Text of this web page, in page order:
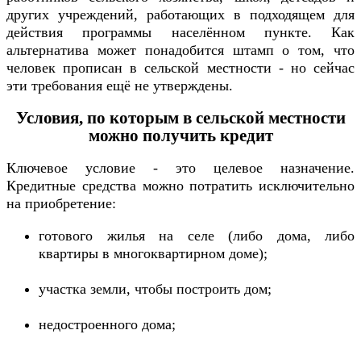
других учреждений, работающих в подходящем для
действия программы населённом пункте. Как
альтернатива может понадобится штамп о том, что
человек прописан в сельской местности - но сейчас
эти требования ещё не утверждены.
Условия, по которым в сельской местности
можно получить кредит
Ключевое условие - это целевое назначение.
Кредитные средства можно потратить исключительно
на приобретение:
готового жилья на селе (либо дома, либо
квартиры в многоквартирном доме);
участка земли, чтобы построить дом;
недостроенного дома;